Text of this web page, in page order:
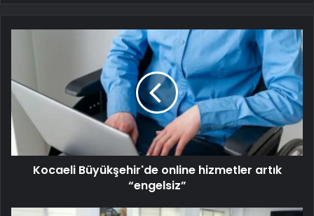
Kocaeli Büyükşehir'de online hizmetler artık
“engelsiz”